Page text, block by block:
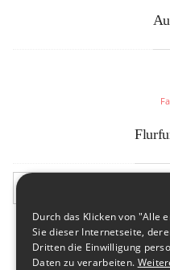
Durch das Klicken von "Alle
Sie dieser Internetseite,
Dritten die Einwilligung
Daten zu verarbeiten.